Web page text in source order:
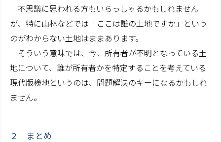
不思議に思われる方もいらっしゃるかもしれません
が、特に山林などでは「ここは誰の土地ですか」という
のがわからない土地はままあります。
そういう意味では、今、所有者が不明となっている土
地について、誰が所有者かを特定することを考えている
現代版検地というのは、問題解決のキーになるかもしれ
ません。
２ まとめ